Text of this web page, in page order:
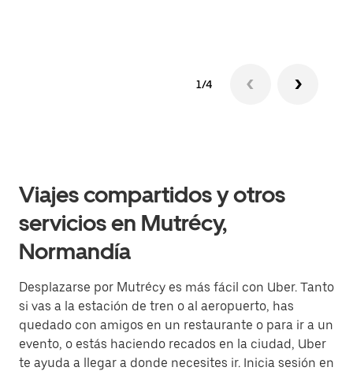
1/4
Viajes compartidos y otros
servicios en Mutrécy,
Normandía
Desplazarse por Mutrécy es más fácil con Uber. Tanto
si vas a la estación de tren o al aeropuerto, has
quedado con amigos en un restaurante o para ir a un
evento, o estás haciendo recados en la ciudad, Uber
te ayuda a llegar a donde necesites ir. Inicia sesión en